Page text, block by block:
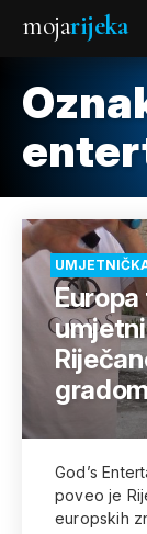
mojarijeka
Europa
God’s
poveo je
europskih